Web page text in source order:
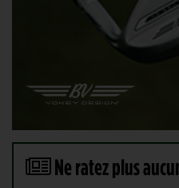
Ne ratez plus